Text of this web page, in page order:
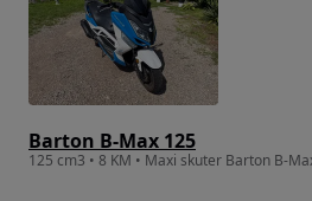
Barton B-Max 125